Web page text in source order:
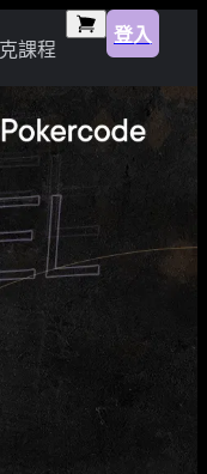
課程
登入